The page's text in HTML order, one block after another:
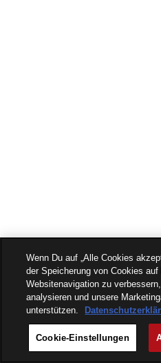
Wenn Du auf „Alle Cookies
der Speicherung von Cookies
Websitenavigation zu
analysieren und unsere
unterstützen.
Cookie-Einstellungen